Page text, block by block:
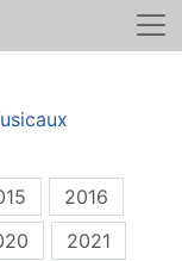
2016
2021